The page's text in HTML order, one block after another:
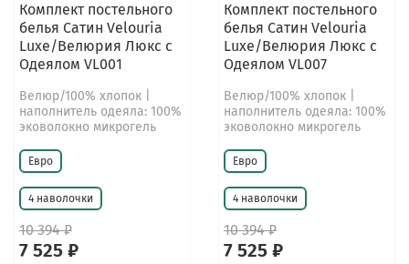
Комплект постельного
белья Сатин Velouria
Luxe/Велюрия Люкс с
Одеялом VL001
Велюр/100% хлопок |
наполнитель одеяла: 100%
эковолокно микрогель
Евро
4 наволочки
10 394 ₽
7 525 ₽
Комплект постельного
белья Сатин Velouria
Luxe/Велюрия Люкс с
Одеялом VL007
Велюр/100% хлопок |
наполнитель одеяла: 100%
эковолокно микрогель
Евро
4 наволочки
10 394 ₽
7 525 ₽